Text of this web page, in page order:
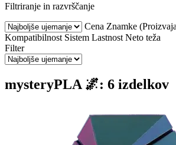
Filtriranje in razvrščanje
Cena Znamke
Kompatibilnost Sistem Lastnost Neto teža
Filter
mysteryPLA 🌌: 6 izdelkov